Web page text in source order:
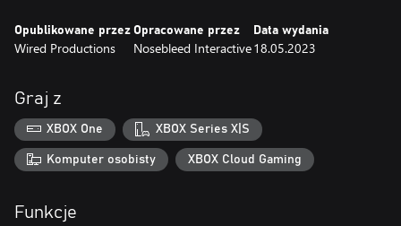
Opublikowane przez
Wired Productions
Opracowane przez
Nosebleed Interactive
Data wydania
18.05.2023
Graj z
XBOX One XBOX Series X|S
Komputer osobisty XBOX Cloud Gaming
Funkcje